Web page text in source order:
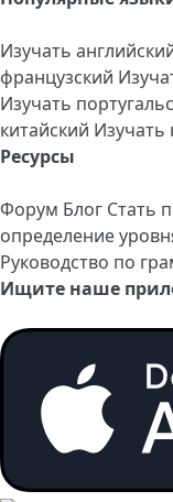
Изучать
французский
Изучать
китайский Изучать
Ресурсы
Форум Блог Стать
определение
Руководство по
Ищите наше